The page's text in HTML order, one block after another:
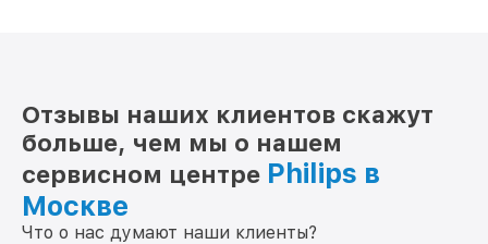
Отзывы наших клиентов скажут
больше, чем мы о нашем
сервисном центре Philips в
Москве
Что о нас думают наши клиенты?